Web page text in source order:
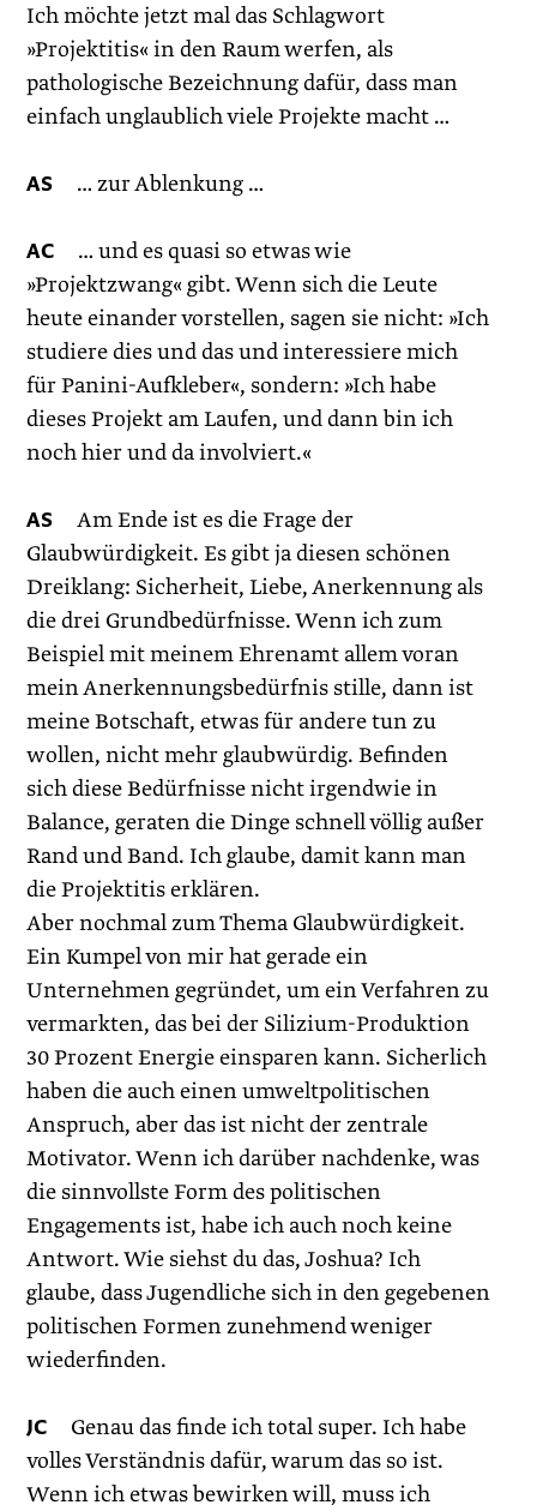
Ich möchte jetzt mal das Schlagwort
»Projektitis« in den Raum werfen, als
pathologische Bezeichnung dafür, dass man
einfach unglaublich viele Projekte macht …
AS … zur Ablenkung …
AC … und es quasi so etwas wie
»Projektzwang« gibt. Wenn sich die Leute
heute einander vorstellen, sagen sie nicht: »Ich
studiere dies und das und interessiere mich
für Panini-Aufkleber«, sondern: »Ich habe
dieses Projekt am Laufen, und dann bin ich
noch hier und da involviert.«
AS Am Ende ist es die Frage der
Glaubwürdigkeit. Es gibt ja diesen schönen
Dreiklang: Sicherheit, Liebe, Anerkennung als
die drei Grundbedürfnisse. Wenn ich zum
Beispiel mit meinem Ehrenamt allem voran
mein Anerkennungsbedürfnis stille, dann ist
meine Botschaft, etwas für andere tun zu
wollen, nicht mehr glaubwürdig. Befinden
sich diese Bedürfnisse nicht irgendwie in
Balance, geraten die Dinge schnell völlig außer
Rand und Band. Ich glaube, damit kann man
die Projektitis erklären.
Aber nochmal zum Thema Glaubwürdigkeit.
Ein Kumpel von mir hat gerade ein
Unternehmen gegründet, um ein Verfahren zu
vermarkten, das bei der Silizium-Produktion
30 Prozent Energie einsparen kann. Sicherlich
haben die auch einen umweltpolitischen
Anspruch, aber das ist nicht der zentrale
Motivator. Wenn ich darüber nachdenke, was
die sinnvollste Form des politischen
Engagements ist, habe ich auch noch keine
Antwort. Wie siehst du das, Joshua? Ich
glaube, dass Jugendliche sich in den gegebenen
politischen Formen zunehmend weniger
wiederfinden.
JC Genau das finde ich total super. Ich habe
volles Verständnis dafür, warum das so ist.
Wenn ich etwas bewirken will, muss ich